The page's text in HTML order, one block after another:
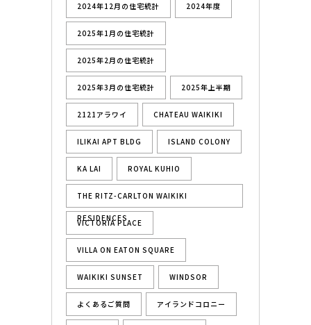
2024年12月の住宅統計 2024年度
2025年1月の住宅統計
2025年2月の住宅統計
2025年3月の住宅統計 2025年上半期
2121アラワイ CHATEAU WAIKIKI
ILIKAI APT BLDG ISLAND COLONY
KA LAI ROYAL KUHIO
THE RITZ-CARLTON WAIKIKI
RESIDENCES
VICTORIA PLACE
VILLA ON EATON SQUARE
WAIKIKI SUNSET WINDSOR
よくあるご質問 アイランドコロニー